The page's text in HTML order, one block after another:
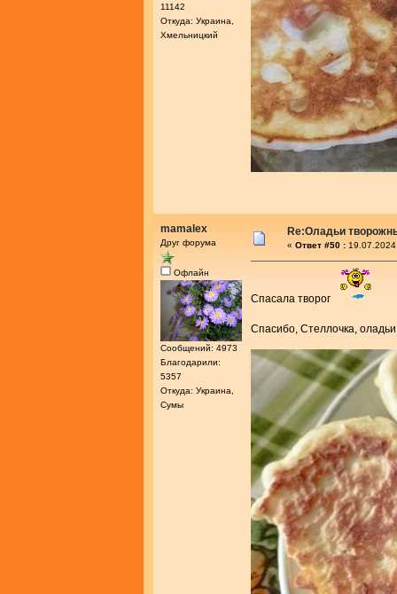
11142
Откуда: Украина,
Хмельницкий
mamalex
Друг форума
Офлайн
Сообщений: 4973
Благодарили:
5357
Откуда: Украина,
Сумы
Re:Оладьи
« Ответ #50 :
Спасала творог
Спасибо, Стеллочка,